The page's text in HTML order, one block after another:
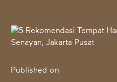
Published on